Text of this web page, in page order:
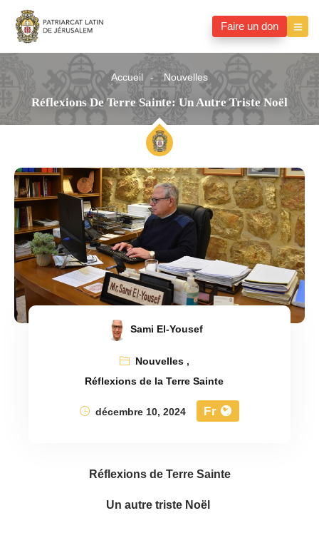
Faire un don
Accueil Nouvelles
Réflexions De Terre Sainte: Un Autre Triste Noël
Sami El-Yousef
Nouvelles,
Réflexions de la Terre Sainte
décembre 10, 2024
Fr
Réflexions de Terre Sainte
Un autre triste Noël